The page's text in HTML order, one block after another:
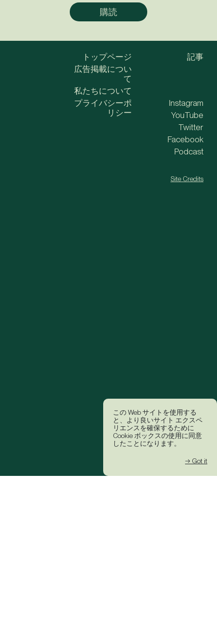
この Web サイトを使用する
と、より良いサイト エクスペ
リエンスを確保するために
Cookie ボックスの使用に同意
したことになります。
→ Got it
トップページ
広告掲載につい
て
私たちについて
記事
プライバシーポ
リシー
Instagram
YouTube
Twitter
Facebook
Podcast
Site Credits